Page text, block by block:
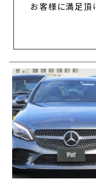
お客様に満足頂